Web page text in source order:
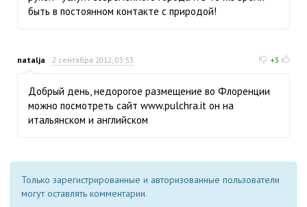
быть в постоянном контакте с природой!
natalja 2 сентября 2012, 03:53 +3
Добрый день, недорогое размещение во Флоренции
можно посмотреть сайт www.pulchra.it он на
итальянском и английском
Только зарегистрированные и авторизованные пользователи
могут оставлять комментарии.